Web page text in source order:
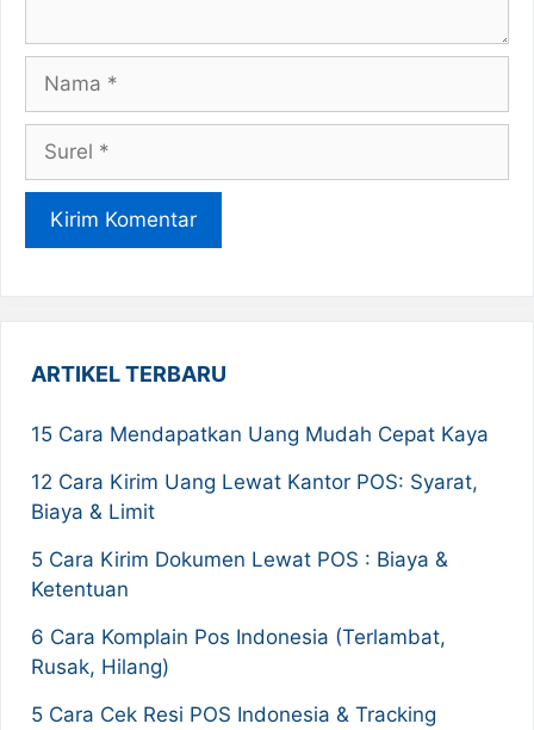
ARTIKEL TERBARU
15 Cara Mendapatkan Uang Mudah Cepat Kaya
12 Cara Kirim Uang Lewat Kantor POS: Syarat,
Biaya & Limit
5 Cara Kirim Dokumen Lewat POS : Biaya &
Ketentuan
6 Cara Komplain Pos Indonesia (Terlambat,
Rusak, Hilang)
5 Cara Cek Resi POS Indonesia & Tracking